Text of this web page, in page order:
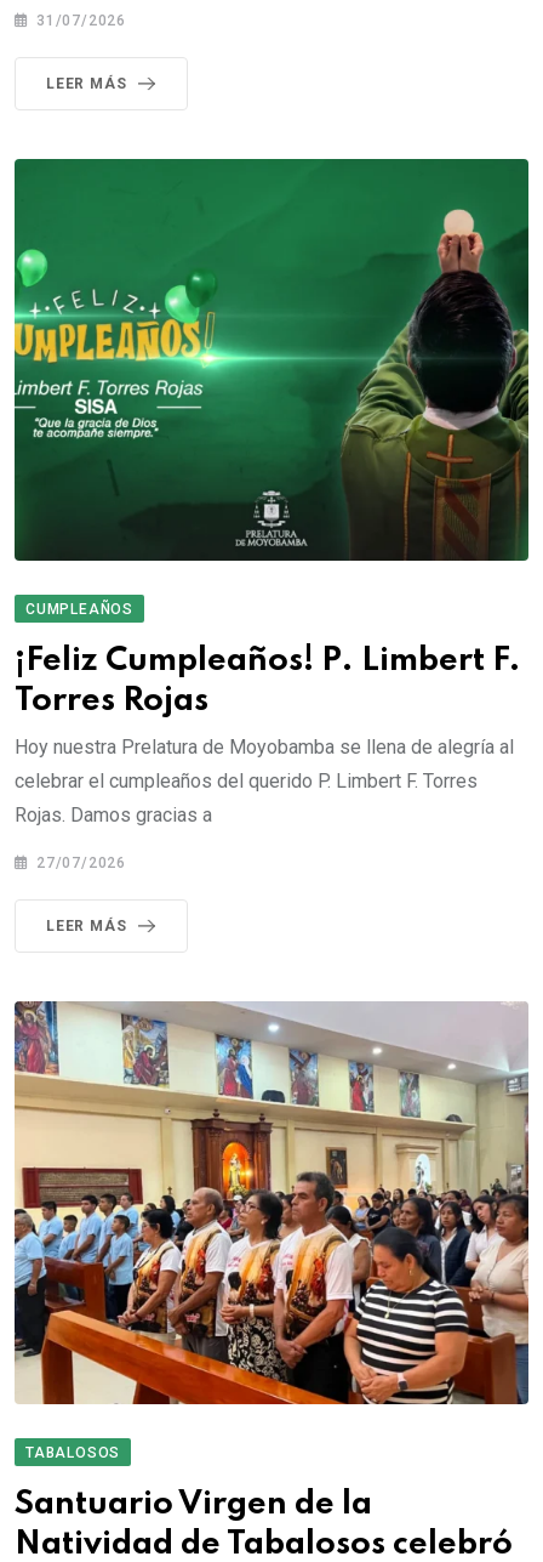
31/07/2026
LEER MÁS
CUMPLEAÑOS
¡Feliz Cumpleaños! P. Limbert F.
Torres Rojas
Hoy nuestra Prelatura de Moyobamba se llena de alegría al
celebrar el cumpleaños del querido P. Limbert F. Torres
Rojas. Damos gracias a
27/07/2026
LEER MÁS
TABALOSOS
Santuario Virgen de la
Natividad de Tabalosos celebró